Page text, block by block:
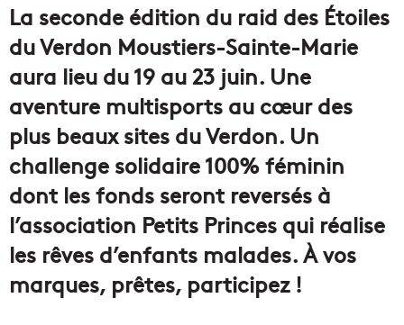
La seconde édition du raid des Étoiles
du Verdon Moustiers-Sainte-Marie
aura lieu du 19 au 23 juin. Une
aventure multisports au cœur des
plus beaux sites du Verdon. Un
challenge solidaire 100% féminin
dont les fonds seront reversés à
l’association Petits Princes qui réalise
les rêves d’enfants malades. À vos
marques, prêtes, participez !